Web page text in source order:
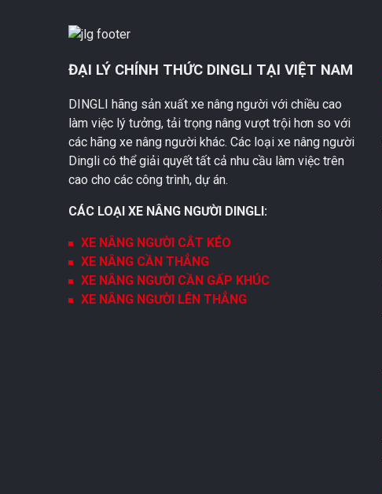
ĐẠI LÝ CHÍNH THỨC DINGLI TẠI VIỆT NAM
DINGLI hãng sản xuất xe nâng người với chiều cao
làm việc lý tưởng, tải trọng nâng vượt trội hơn so với
các hãng xe nâng người khác. Các loại xe nâng người
Dingli có thể giải quyết tất cả nhu cầu làm việc trên
cao cho các công trình, dự án.
CÁC LOẠI XE NÂNG NGƯỜI DINGLI:
XE NÂNG NGƯỜI CẮT KÉO
XE NÂNG CẦN THẲNG
XE NÂNG NGƯỜI CẦN GẤP KHÚC
XE NÂNG NGƯỜI LÊN THẲNG